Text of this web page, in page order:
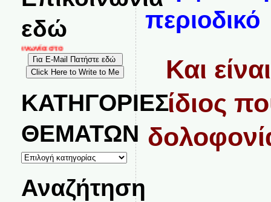
εδώ
στο
ΚΑΤΗΓΟΡΙΕΣ
ΘΕΜΑΤΩΝ
ΚΑΤΗΓΟΡΙΕΣ
ΘΕΜΑΤΩΝ
Αναζήτηση
περιοδικό
Και
ίδιος